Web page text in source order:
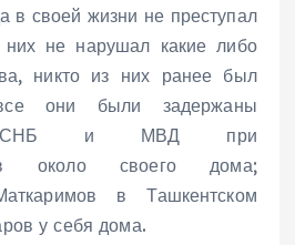
в своей жизни не преступал
не нарушал какие либо
никто из них ранее был
они были задержаны
СНБ и МВД при
около своего дома;
в Ташкентском
у себя дома.